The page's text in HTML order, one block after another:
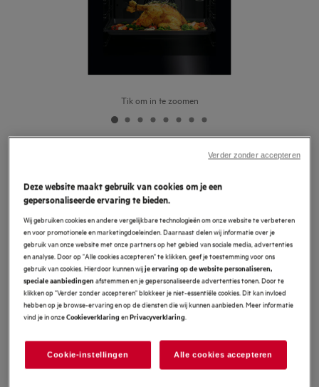
Tik om in te zoomen
Heteluchtoven met
stoomondersteuning met
pyrolysereiniging
4.7 (140)
EU productinformatie
Productvoordelen
De 7000 MealAssist-oven met SteamCrisp® zorgt voor fantastisch eten
SteamCrisp® circuleert ovenlucht voor knapperige en sappige resultaten.
Deze website maakt gebruik van cookies om je een
gepersonaliseerde ervaring te bieden.
Wij gebruiken cookies en andere vergelijkbare technologieën om onze website te verbeteren
en voor promotionele en marketingdoeleinden. Daarnaast delen wij informatie over je
gebruik van onze website met onze partners op het gebied van sociale media, advertenties
en analyse. Door op "Alle cookies accepteren" te klikken, geef je toestemming voor ons
gebruik van cookies. Hierdoor kunnen wijje ervaring op de website personaliseren,
speciale aanbiedingen afstemmen en je gepersonaliseerde advertenties tonen. Door te
klikken op "Verder zonder accepteren" blokkeer je niet-essentiële cookies. Dit kan invloed
hebben op je browse-ervaring en op de diensten die wij kunnen aanbieden. Meer informatie
vind je in onzeCookieverklaringenPrivacyverklaring.
Cookie-instellingen Alle cookies accepteren
Verder zonder accepteren